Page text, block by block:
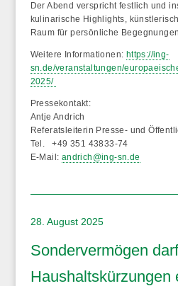
Der Abend verspricht festlich und
kulinarische Highlights,
Raum für persönliche
Weitere Informationen: https://ing-
sn.de/veranstaltungen/
2025/
Pressekontakt:
Antje Andrich
Referatsleiterin Presse- und
Tel. +49 351 43833-74
E-Mail: andrich@ing-sn.de
28. August 2025
Sondervermögen
Haushaltskürzungen